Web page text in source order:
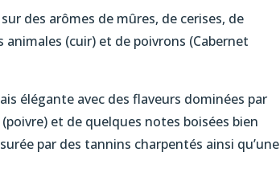
des arômes de mûres, de cerises, de
(cuir) et de poivrons (Cabernet
élégante avec des flaveurs dominées par
et de quelques notes boisées bien
par des tannins charpentés ainsi qu’une